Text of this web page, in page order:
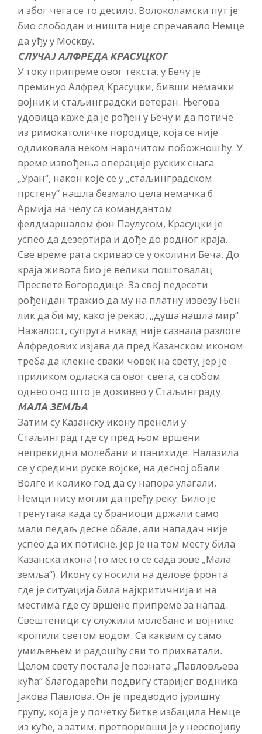
и због чега се то десило. Волоколамски пут је
био слободан и ништа није спречавало Немце
да уђу у Москву.
СЛУЧАЈ АЛФРЕДА КРАСУЦКОГ
У току припреме овог текста, у Бечу је
преминуо Алфред Красуцки, бивши немачки
војник и стаљинградски ветеран. Његова
удовица каже да је рођен у Бечу и да потиче
из римокатоличке породице, која се није
одликовала неком нарочитом побожношћу. У
време извођења операције руских снага
„Уран“, након које се у „стаљинградском
прстену“ нашла безмало цела немачка 6.
Армија на челу са командантом
фелдмаршалом фон Паулусом, Красуцки је
успео да дезертира и дође до родног краја.
Све време рата скривао се у околини Беча. До
краја живота био је велики поштовалац
Пресвете Богородице. За свој педесети
рођендан тражио да му на платну извезу Њен
лик да би му, како је рекао, „душа нашла мир“.
Нажалост, супруга никад није сазнала разлоге
Алфредових изјава да пред Казанском иконом
треба да клекне сваки човек на свету, јер је
приликом одласка са овог света, са собом
однео оно што је доживео у Стаљинграду.
МАЛА ЗЕМЉА
Затим су Казанску икону пренели у
Стаљинград где су пред њом вршени
непрекидни молебани и панихиде. Налазила
се у средини руске војске, на десној обали
Волге и колико год да су напора улагали,
Немци нису могли да пређу реку. Било је
тренутака када су браниоци држали само
мали педаљ десне обале, али нападач није
успео да их потисне, јер је на том месту била
Казанска икона (то место се сада зове „Мала
земља“). Икону су носили на делове фронта
где је ситуација била најкритичнија и на
местима где су вршене припреме за напад.
Свештеници су служили молебане и војнике
кропили светом водом. Са каквим су само
умиљењем и радошћу сви то прихватали.
Целом свету постала је позната „Павловљева
кућа“ благодарећи подвигу старијег водника
Јакова Павлова. Он је предводио јуришну
групу, која је у почетку битке избацила Немце
из куће, а затим, претворивши је у неосвојиву